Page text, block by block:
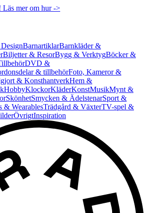
Läs mer om hur ->
BarnartiklarBarnkläder &
Biljetter & ResorBygg & VerktygBöcker &
DVD &
& tillbehörFoto, Kameror &
& KonsthantverkHem &
HobbyKlockorKläderKonstMusikMynt &
SkönhetSmycken & ÄdelstenarSport &
& WearablesTrädgård & VäxterTV-spel &
ÖvrigtInspiration